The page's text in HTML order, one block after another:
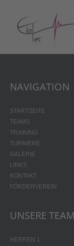
NAVIGATION
STARTSEITE
TEAMS
TRAINING
TURNIERE
GALERIE
LINKS
KONTAKT
FÖRDERVEREIN
UNSERE
HERREN 1